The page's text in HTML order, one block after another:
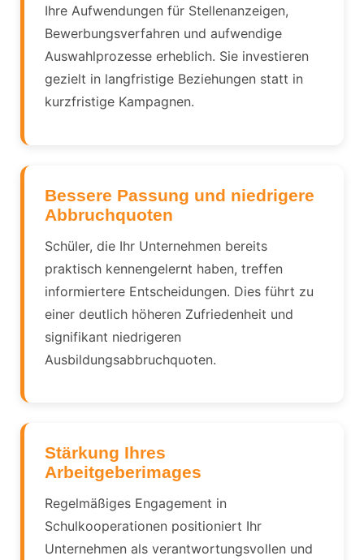
Ihre Aufwendungen für Stellenanzeigen,
Bewerbungsverfahren und aufwendige
Auswahlprozesse erheblich. Sie investieren
gezielt in langfristige Beziehungen statt in
kurzfristige Kampagnen.
Bessere Passung und niedrigere
Abbruchquoten
Schüler, die Ihr Unternehmen bereits
praktisch kennengelernt haben, treffen
informiertere Entscheidungen. Dies führt zu
einer deutlich höheren Zufriedenheit und
signifikant niedrigeren
Ausbildungsabbruchquoten.
Stärkung Ihres
Arbeitgeberimages
Regelmäßiges Engagement in
Schulkooperationen positioniert Ihr
Unternehmen als verantwortungsvollen und